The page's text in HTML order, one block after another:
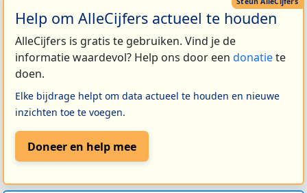
Help om AlleCijfers actueel te houden
AlleCijfers is gratis te gebruiken. Vind je de
informatie waardevol? Help ons door een donatiete
doen.
Elke bijdrage helpt om data actueel te houden en nieuwe
inzichten toe te voegen.
Doneer en help mee